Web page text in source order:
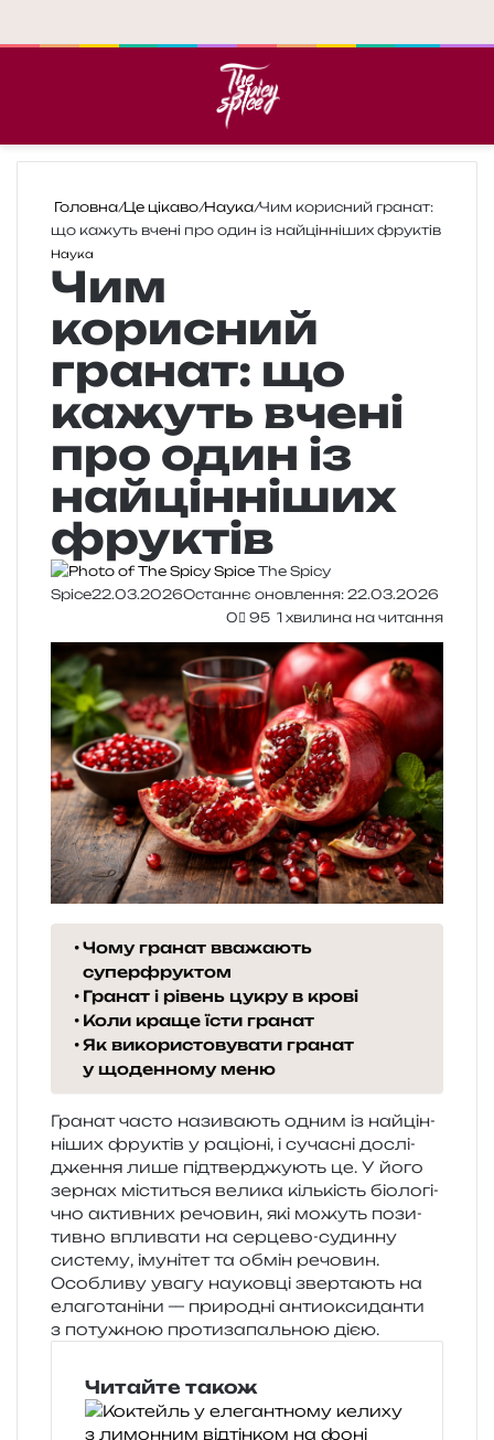
Головна/Це цікаво/Наука/Чим корисний гранат:
що кажуть вчені про один із найцінніших фруктів
Наука
Чим
корисний
гранат: що
кажуть вчені
про один із
найцінніших
фруктів
The Spicy
Spice22.03.2026Останнє оновлення: 22.03.2026
0
95 1 хвилина на читання
Чому гранат вважають
суперфруктом
Гранат і рівень цукру в крові
Коли краще їсти гранат
Як використовувати гранат
у щоденному меню
Гранат часто нази­ва­ють одним із най­цін­
ні­ших фру­ктів у раціо­ні, і суча­сні дослі­
дже­н­ня лише під­твер­джу­ють це. У його
зер­нах місти­ться вели­ка кіль­кість біо­ло­гі­
чно актив­них речо­вин, які можуть пози­
тив­но впли­ва­ти на сер­це­во-судин­ну
систе­му, іму­ні­тет та обмін речо­вин.
Особливу увагу нау­ков­ці звер­та­ють на
ела­го­та­ні­ни — при­ро­дні анти­о­кси­дан­ти
з поту­жною про­ти­за­паль­ною дією.
Читайте також